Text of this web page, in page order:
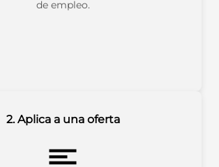
de empleo.
2. Aplica a una oferta